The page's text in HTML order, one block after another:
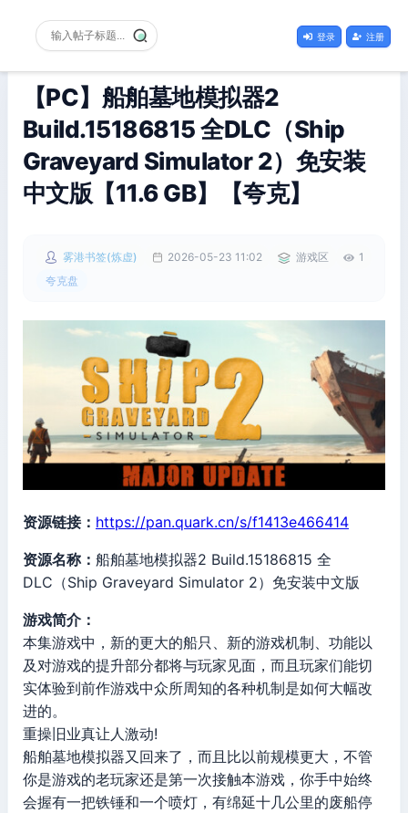
登录 注册
【PC】船舶墓地模拟器2
Build.15186815 全DLC（Ship
Graveyard Simulator 2）免安装
中文版【11.6 GB】【夸克】
雾港书签(炼虚) 2026-05-23 11:02 游戏区
1
夸克盘
资源链接： https://pan.quark.cn/s/f1413e466414
资源名称： 船舶墓地模拟器2 Build.15186815 全
DLC（Ship Graveyard Simulator 2）免安装中文版
游戏简介：
本集游戏中，新的更大的船只、新的游戏机制、功能以
及对游戏的提升部分都将与玩家见面，而且玩家们能切
实体验到前作游戏中众所周知的各种机制是如何大幅改
进的。
重操旧业真让人激动!
船舶墓地模拟器又回来了，而且比以前规模更大，不管
你是游戏的老玩家还是第一次接触本游戏，你手中始终
会握有一把铁锤和一个喷灯，有绵延十几公里的废船停